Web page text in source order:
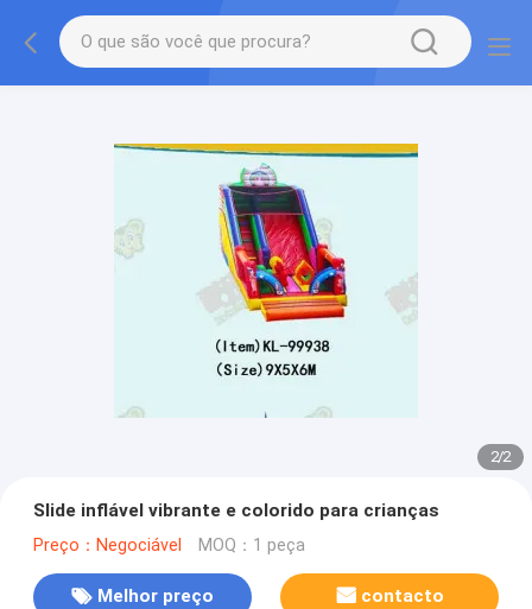
2/2
Slide inflável vibrante e colorido para crianças
Preço：Negociável MOQ：1 peça
Melhor preço contacto